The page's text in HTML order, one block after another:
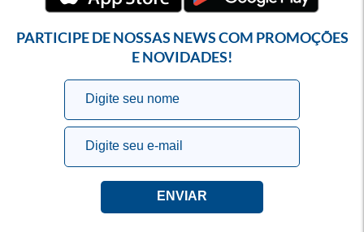
PARTICIPE DE NOSSAS NEWS COM PROMOÇÕES
E NOVIDADES!